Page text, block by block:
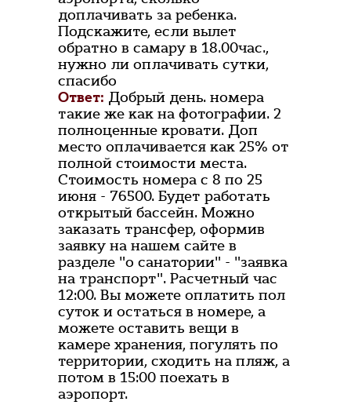
доплачивать за ребенка.
Подскажите, если вылет
обратно в самару в 18.00час.,
нужно ли оплачивать сутки,
спасибо
Ответ: Добрый день. номера
такие же как на фотографии. 2
полноценные кровати. Доп
место оплачивается как 25% от
полной стоимости места.
Стоимость номера с 8 по 25
июня - 76500. Будет работать
открытый бассейн. Можно
заказать трансфер, оформив
заявку на нашем сайте в
разделе "о санатории" - "заявка
на транспорт". Расчетный час
12:00. Вы можете оплатить пол
суток и остаться в номере, а
можете оставить вещи в
камере хранения, погулять по
территории, сходить на пляж, а
потом в 15:00 поехать в
аэропорт.